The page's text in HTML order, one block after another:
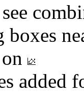
boxes
added